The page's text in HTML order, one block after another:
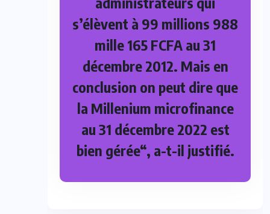
s’élèvent à 99 millions 988
mille 165 FCFA au 31
décembre 2012. Mais en
conclusion on peut dire que
la Millenium microfinance
au 31 décembre 2022 est
bien gérée“, a-t-il justifié.